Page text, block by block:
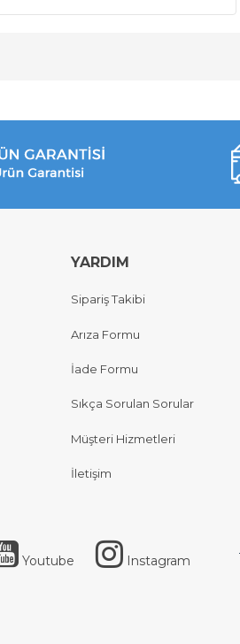
YARDIM
Sipariş Takibi
Arıza Formu
İade Formu
Sıkça Sorulan Sorular
Müşteri Hizmetleri
İletişim
Youtube Instagram